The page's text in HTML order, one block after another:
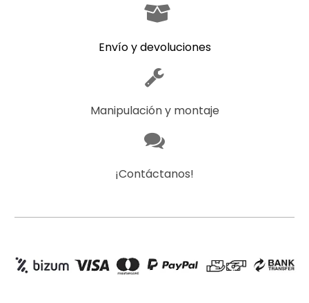
Envío y devoluciones
Manipulación y montaje
¡Contáctanos!